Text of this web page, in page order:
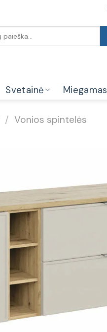
Svetainė
/ Vonios spintelės